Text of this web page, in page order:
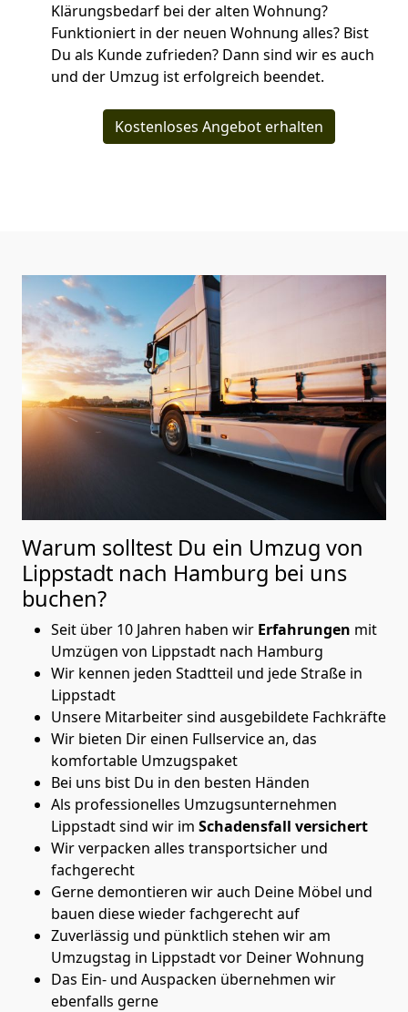
Klärungsbedarf bei der alten Wohnung?
Funktioniert in der neuen Wohnung alles? Bist
Du als Kunde zufrieden? Dann sind wir es auch
und der Umzug ist erfolgreich beendet.
Kostenloses Angebot erhalten
Warum solltest Du ein Umzug von
Lippstadt nach Hamburg bei uns
buchen?
Seit über 10 Jahren haben wir Erfahrungen mit
Umzügen von Lippstadt nach Hamburg
Wir kennen jeden Stadtteil und jede Straße in
Lippstadt
Unsere Mitarbeiter sind ausgebildete Fachkräfte
Wir bieten Dir einen Fullservice an, das
komfortable Umzugspaket
Bei uns bist Du in den besten Händen
Als professionelles Umzugsunternehmen
Lippstadt sind wir im Schadensfall versichert
Wir verpacken alles transportsicher und
fachgerecht
Gerne demontieren wir auch Deine Möbel und
bauen diese wieder fachgerecht auf
Zuverlässig und pünktlich stehen wir am
Umzugstag in Lippstadt vor Deiner Wohnung
Das Ein- und Auspacken übernehmen wir
ebenfalls gerne